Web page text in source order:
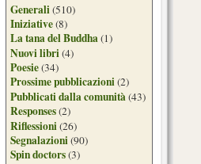
Generali(510)
Iniziative(8)
La tana del Buddha(1)
Nuovi libri(4)
Poesie(34)
Prossime pubblicazioni(2)
Pubblicati dalla comunità(43)
Responses(2)
Riflessioni(26)
Segnalazioni(90)
Spin doctors(3)